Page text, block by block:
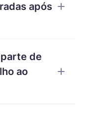
após
as funções e
momento.
de
ao